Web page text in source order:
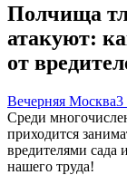
Полчища
атакуют:
от
Вечерняя Москва3
Среди
приходится
вредителями сада
нашего труда!